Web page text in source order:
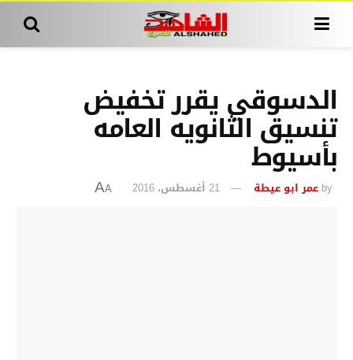
الدسوقي يقرر تخفيض
تنسيق الثانويه العامه
بأسيوط
by عمر ابو عيطة 21 أغسطس، 2016 A
A